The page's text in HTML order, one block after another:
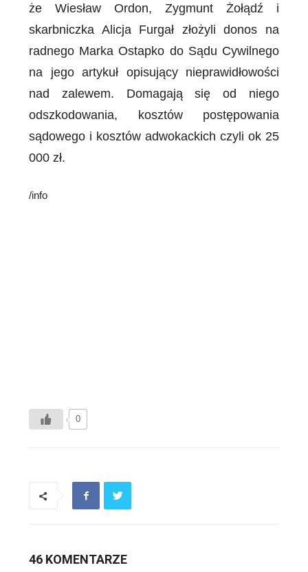
że Wiesław Ordon, Zygmunt Żołądź i
skarbniczka Alicja Furgał złożyli donos na
radnego Marka Ostapko do Sądu Cywilnego
na jego artykuł opisujący nieprawidłowości
nad zalewem. Domagają się od niego
odszkodowania, kosztów postępowania
sądowego i kosztów adwokackich czyli ok 25
000 zł.
/info
0
46 KOMENTARZE